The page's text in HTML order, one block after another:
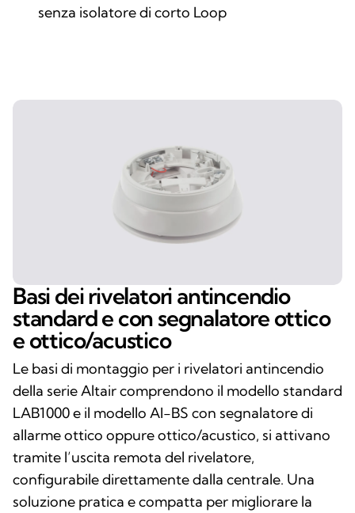
senza isolatore di corto Loop
Basi dei rivelatori antincendio
standard e con segnalatore ottico
e ottico/acustico
Le basi di montaggio per i rivelatori antincendio
della serie Altair comprendono il modello standard
LAB1000 e il modello AI-BS con segnalatore di
allarme ottico oppure ottico/acustico, si attivano
tramite l’uscita remota del rivelatore,
configurabile direttamente dalla centrale. Una
soluzione pratica e compatta per migliorare la